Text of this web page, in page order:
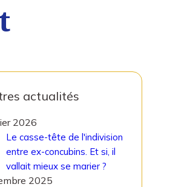
actualités
2026
Le casse-tête de l'indivision
entre ex-concubins. Et si, il
vallait mieux se marier ?
2025